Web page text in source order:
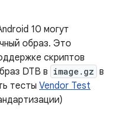
10 могут
образ. Это
скриптов
DTB в image.gz в
тесты Vendor Test